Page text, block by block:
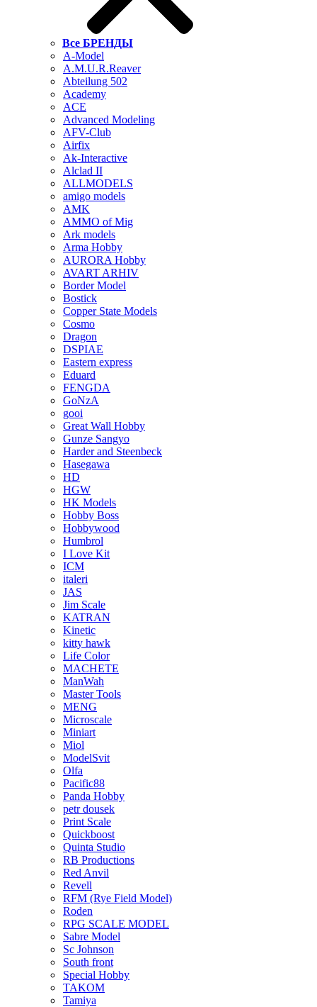
Все БРЕНДЫ
A-Model
A.M.U.R.Reaver
Abteilung 502
Academy
ACE
Advanced Modeling
AFV-Club
Airfix
Ak-Interactive
Alclad II
ALLMODELS
amigo models
AMK
AMMO of Mig
Ark models
Arma Hobby
AURORA Hobby
AVART ARHIV
Border Model
Bostick
Copper State Models
Cosmo
Dragon
DSPIAE
Eastern express
Eduard
FENGDA
GoNzA
gooi
Great Wall Hobby
Gunze Sangyo
Harder and Steenbeck
Hasegawa
HD
HGW
HK Models
Hobby Boss
Hobbywood
Humbrol
I Love Kit
ICM
italeri
JAS
Jim Scale
KATRAN
Kinetic
kitty hawk
Life Color
MACHETE
ManWah
Master Tools
MENG
Microscale
Miniart
Miol
ModelSvit
Olfa
Pacific88
Panda Hobby
petr dousek
Print Scale
Quickboost
Quinta Studio
RB Productions
Red Anvil
Revell
RFM (Rye Field Model)
Roden
RPG SCALE MODEL
Sabre Model
Sc Johnson
South front
Special Hobby
TAKOM
Tamiya